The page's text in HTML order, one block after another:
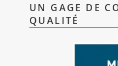
UN GAGE DE
QUALITÉ